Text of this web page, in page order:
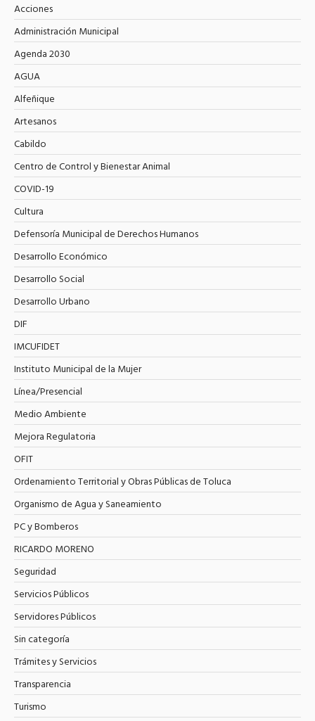
Acciones
Administración Municipal
Agenda 2030
AGUA
Alfeñique
Artesanos
Cabildo
Centro de Control y Bienestar Animal
COVID-19
Cultura
Defensoría Municipal de Derechos Humanos
Desarrollo Económico
Desarrollo Social
Desarrollo Urbano
DIF
IMCUFIDET
Instituto Municipal de la Mujer
Línea/Presencial
Medio Ambiente
Mejora Regulatoria
OFIT
Ordenamiento Territorial y Obras Públicas de Toluca
Organismo de Agua y Saneamiento
PC y Bomberos
RICARDO MORENO
Seguridad
Servicios Públicos
Servidores Públicos
Sin categoría
Trámites y Servicios
Transparencia
Turismo